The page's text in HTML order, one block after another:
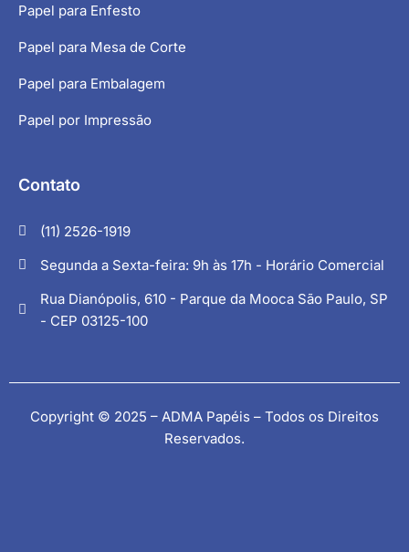
Papel para Enfesto
Papel para Mesa de Corte
Papel para Embalagem
Papel por Impressão
Contato
(11) 2526-1919
Segunda a Sexta-feira: 9h às 17h - Horário Comercial
Rua Dianópolis, 610 - Parque da Mooca São Paulo, SP
- CEP 03125-100
Copyright © 2025 – ADMA Papéis – Todos os Direitos
Reservados.